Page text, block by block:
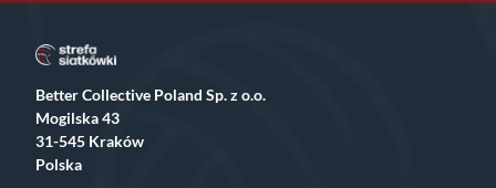
Better Collective Poland Sp. z o.o.
Mogilska 43
31-545 Kraków
Polska